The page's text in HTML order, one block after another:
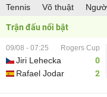
Tennis Võ thuật
Trận đấu nổi bật
09/08 - 07:25 Rogers Cup
Jiri Lehecka
0
Rafael Jodar
2